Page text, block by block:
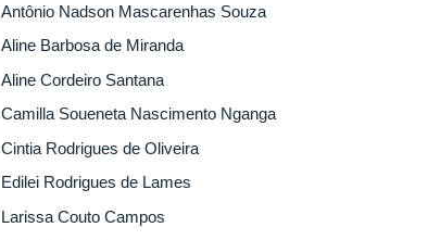
Antônio Nadson Mascarenhas Souza
Aline Barbosa de Miranda
Aline Cordeiro Santana
Camilla Soueneta Nascimento Nganga
Cintia Rodrigues de Oliveira
Edilei Rodrigues de Lames
Larissa Couto Campos